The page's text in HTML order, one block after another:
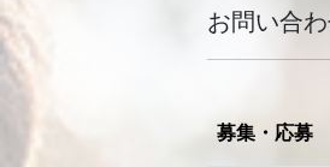
お問い合
募集・応募